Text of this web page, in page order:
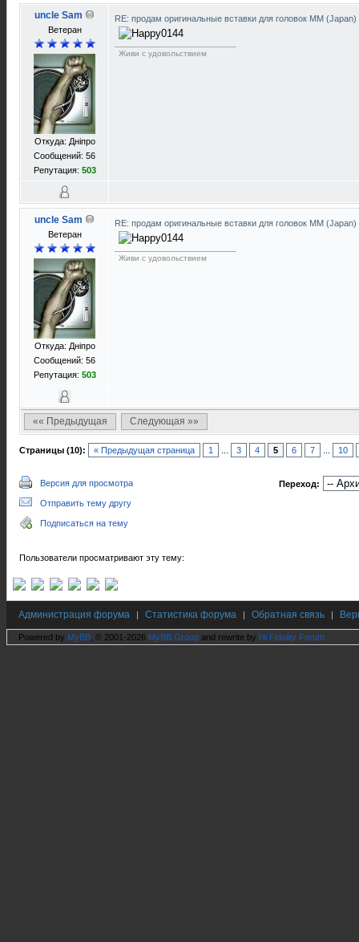
uncle Sam
Ветеран
Откуда: Днiпро
Сообщений: 56
Репутация: 503
RE: продам оригинальные вставки для головок ММ (Japan)
Живи с удовольствием
uncle Sam
Ветеран
Откуда: Днiпро
Сообщений: 56
Репутация: 503
RE: продам оригинальные вставки для головок ММ (Japan)
Живи с удовольствием
«« Предыдущая Следующая »»
Страницы (10): « Предыдущая страница 1 3 4 5 6 7 10
Версия для просмотра
Отправить тему другу
Подписаться на тему
Переход:
Пользователи просматривают эту тему:
Администрация форума | Статистика форума | Обратная связь |
Powered by MyBB , © 2001-2026 MyBB Group and rewrite by Hi Fidelity Forum